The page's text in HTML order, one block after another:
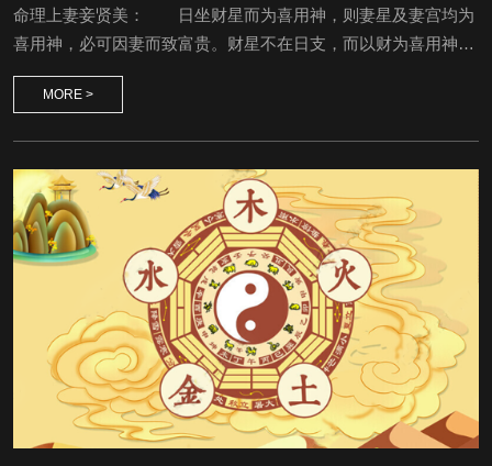
命理上妻妾贤美： 日坐财星而为喜用神，则妻星及妻宫均为
喜用神，必可因妻而致富贵。财星不在日支，而以财为喜用神，
且食伤助之者，则妻美而贤淑。日坐喜用神，财不相碍，妻必内
助。财星为喜用神，但遭比劫星制财星者，妻贤美但克妻。妻宫
貌敦厚，温柔。命局需要调候，而妻宫为调候之神，必得妻非常
之助。日...
MORE >